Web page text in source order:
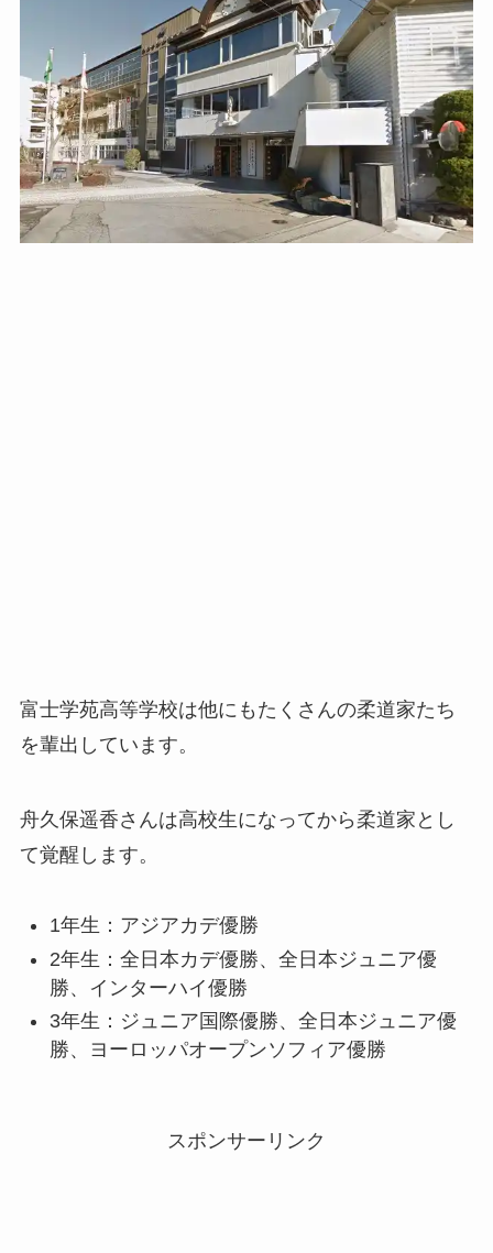
富士学苑高等学校は他にもたくさんの柔道家たち
を輩出しています。
舟久保遥香さんは高校生になってから柔道家とし
て覚醒します。
1年生：アジアカデ優勝
2年生：全日本カデ優勝、全日本ジュニア優
勝、インターハイ優勝
3年生：ジュニア国際優勝、全日本ジュニア優
勝、ヨーロッパオープンソフィア優勝
スポンサーリンク